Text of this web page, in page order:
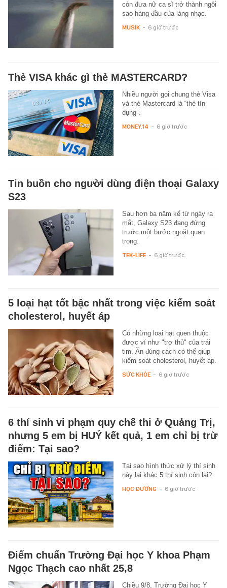
còn đưa nữ ca sĩ trở thành ngôi
sao hàng đầu của làng nhạc.
MUSIK - 6 giờ trước
Thẻ VISA khác gì thẻ MASTERCARD?
Nhiều người gọi chung thẻ Visa
và thẻ Mastercard là “thẻ tín
dụng”.
MONEY.14 - 6 giờ trước
Tin buồn cho người dùng điện thoại Galaxy
S23
Sau hơn ba năm kể từ ngày ra
mắt, Galaxy S23 đang đứng
trước một bước ngoặt quan
trọng.
TEK-LIFE - 6 giờ trước
5 loại hạt tốt bậc nhất trong việc kiểm soát
cholesterol, huyết áp
Có những loại hạt quen thuộc
được ví như "trợ thủ" của trái
tim. Ăn đúng cách có thể giúp
kiểm soát cholesterol, huyết áp.
SỨC KHỎE - 6 giờ trước
6 thí sinh vi phạm quy chế thi ở Quảng Trị,
nhưng 5 em bị HUỶ kết quả, 1 em chỉ bị trừ
điểm: Tại sao?
Tại sao hình thức xử lý thí sinh
này lại khác 5 thí sinh còn lại?
HỌC ĐƯỜNG - 6 giờ trước
Điểm chuẩn Trường Đại học Y khoa Phạm
Ngọc Thạch cao nhất 25,8
Chiều 9/8, Trường Đại học Y